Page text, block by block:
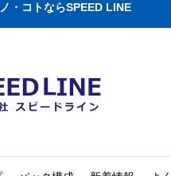
・コトならSPEED LINE